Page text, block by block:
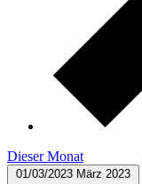
Dieser Monat
01/03/2023 März 2023